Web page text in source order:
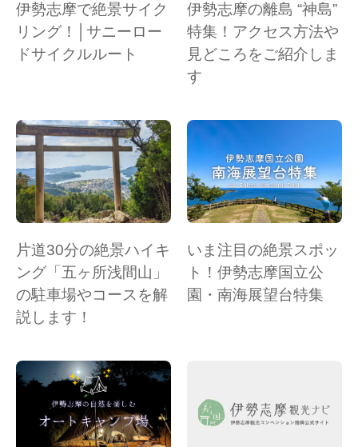
伊勢志摩で絶景サイク
リング！│サニーロー
ドサイクルルート
伊勢志摩の離島 “神島”
特集！アクセス方法や
見どころをご紹介しま
す
片道30分の絶景ハイキ
ング「五ヶ所浅間山」
の駐車場やコースを解
説します！
いま注目の絶景スポッ
ト！伊勢志摩国立公
園・南海展望台特集